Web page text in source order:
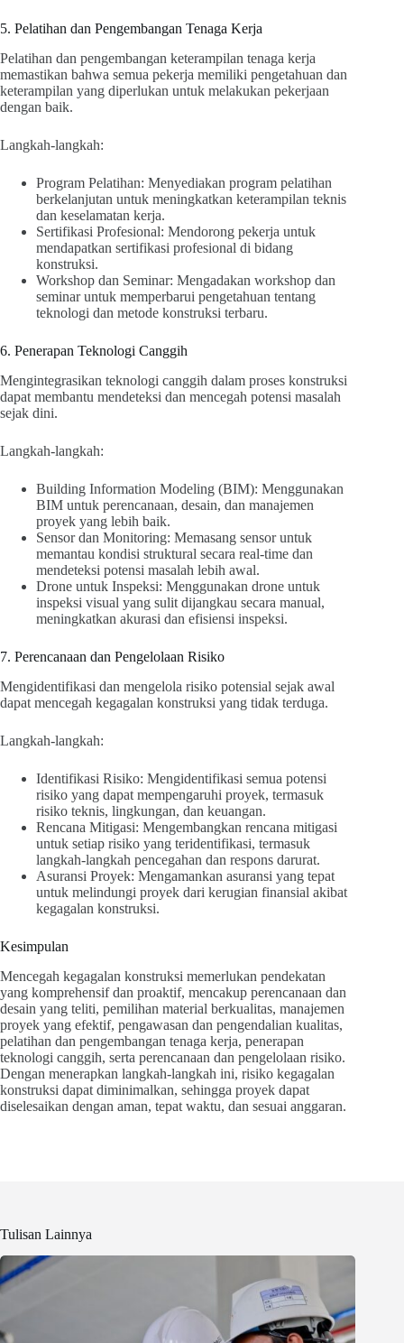
5. Pelatihan dan Pengembangan Tenaga Kerja
Pelatihan dan pengembangan keterampilan tenaga kerja
memastikan bahwa semua pekerja memiliki pengetahuan dan
keterampilan yang diperlukan untuk melakukan pekerjaan
dengan baik.
Langkah-langkah:
Program Pelatihan: Menyediakan program pelatihan
berkelanjutan untuk meningkatkan keterampilan teknis
dan keselamatan kerja.
Sertifikasi Profesional: Mendorong pekerja untuk
mendapatkan sertifikasi profesional di bidang
konstruksi.
Workshop dan Seminar: Mengadakan workshop dan
seminar untuk memperbarui pengetahuan tentang
teknologi dan metode konstruksi terbaru.
6. Penerapan Teknologi Canggih
Mengintegrasikan teknologi canggih dalam proses konstruksi
dapat membantu mendeteksi dan mencegah potensi masalah
sejak dini.
Langkah-langkah:
Building Information Modeling (BIM): Menggunakan
BIM untuk perencanaan, desain, dan manajemen
proyek yang lebih baik.
Sensor dan Monitoring: Memasang sensor untuk
memantau kondisi struktural secara real-time dan
mendeteksi potensi masalah lebih awal.
Drone untuk Inspeksi: Menggunakan drone untuk
inspeksi visual yang sulit dijangkau secara manual,
meningkatkan akurasi dan efisiensi inspeksi.
7. Perencanaan dan Pengelolaan Risiko
Mengidentifikasi dan mengelola risiko potensial sejak awal
dapat mencegah kegagalan konstruksi yang tidak terduga.
Langkah-langkah:
Identifikasi Risiko: Mengidentifikasi semua potensi
risiko yang dapat mempengaruhi proyek, termasuk
risiko teknis, lingkungan, dan keuangan.
Rencana Mitigasi: Mengembangkan rencana mitigasi
untuk setiap risiko yang teridentifikasi, termasuk
langkah-langkah pencegahan dan respons darurat.
Asuransi Proyek: Mengamankan asuransi yang tepat
untuk melindungi proyek dari kerugian finansial akibat
kegagalan konstruksi.
Kesimpulan
Mencegah kegagalan konstruksi memerlukan pendekatan
yang komprehensif dan proaktif, mencakup perencanaan dan
desain yang teliti, pemilihan material berkualitas, manajemen
proyek yang efektif, pengawasan dan pengendalian kualitas,
pelatihan dan pengembangan tenaga kerja, penerapan
teknologi canggih, serta perencanaan dan pengelolaan risiko.
Dengan menerapkan langkah-langkah ini, risiko kegagalan
konstruksi dapat diminimalkan, sehingga proyek dapat
diselesaikan dengan aman, tepat waktu, dan sesuai anggaran.
Tulisan Lainnya